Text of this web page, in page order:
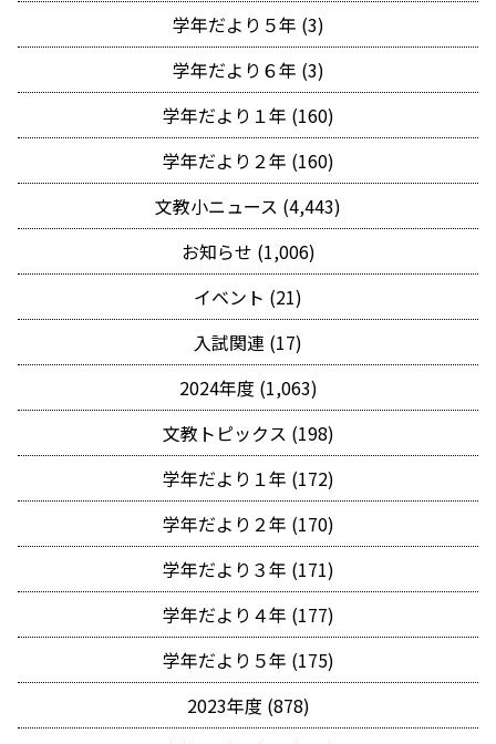
学年だより５年 (3)
学年だより６年 (3)
学年だより１年 (160)
学年だより２年 (160)
文教小ニュース (4,443)
お知らせ (1,006)
イベント (21)
入試関連 (17)
2024年度 (1,063)
文教トピックス (198)
学年だより１年 (172)
学年だより２年 (170)
学年だより３年 (171)
学年だより４年 (177)
学年だより５年 (175)
2023年度 (878)